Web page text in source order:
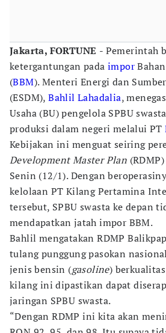
Jakarta, FORTUNE - Pemerintah
ketergantungan pada impor
(BBM). Menteri Energi dan
(ESDM),Bahlil Lahadalia,
Usaha (BU) pengelola SPBU
produksi dalam negeri melalui PT
Kebijakan ini menguat seiring
Development Master Plan
Senin (12/1). Dengan
kelolaan PT Kilang Pertamina
tersebut, SPBU swasta ke depan
mendapatkan jatah impor BBM.
Bahlil mengatakan RDMP
tulang punggung pasokan
jenis bensin (gasoline)
kilang ini dipastikan dapat
jaringan SPBU swasta.
“Dengan RDMP ini kita akan